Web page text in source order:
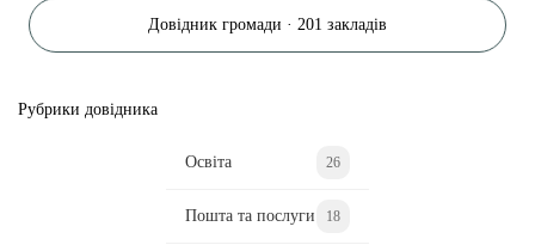
Довідник громади · 201 закладів
Рубрики довідника
Освіта 26
Пошта та послуги 18